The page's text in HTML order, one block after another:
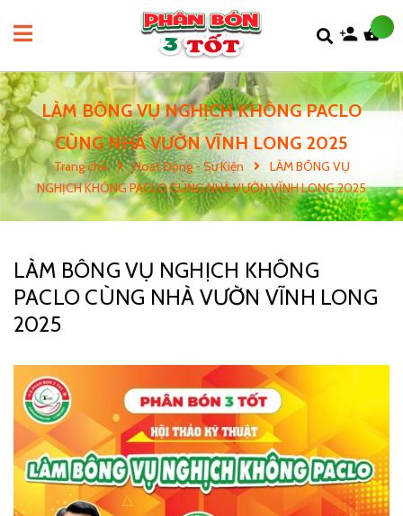
LÀM BÔNG VỤ NGHỊCH KHÔNG PACLO
CÙNG NHÀ VƯỜN VĨNH LONG 2025
Trang chủ Hoạt Động - Sự Kiện
LÀM BÔNG VỤ
NGHỊCH KHÔNG PACLO CÙNG NHÀ VƯỜN VĨNH LONG 2025
LÀM BÔNG VỤ NGHỊCH KHÔNG
PACLO CÙNG NHÀ VƯỜN VĨNH LONG
2025